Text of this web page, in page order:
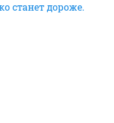
станет дороже.